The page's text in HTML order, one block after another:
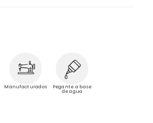
Manufacturados Pegante a base
de agua